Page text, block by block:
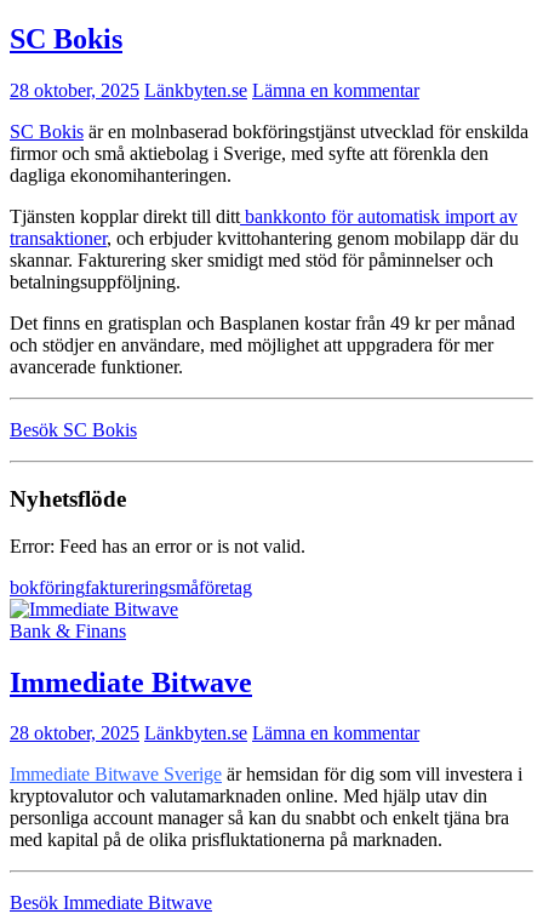
SC Bokis
28 oktober, 2025 Länkbyten.se Lämna en kommentar
SC Bokis är en molnbaserad bokföringstjänst utvecklad för enskilda
firmor och små aktiebolag i Sverige, med syfte att förenkla den
dagliga ekonomihanteringen.
Tjänsten kopplar direkt till ditt bankkonto för automatisk import av
transaktioner, och erbjuder kvittohantering genom mobilapp där du
skannar. Fakturering sker smidigt med stöd för påminnelser och
betalningsuppföljning.
Det finns en gratisplan och Basplanen kostar från 49 kr per månad
och stödjer en användare, med möjlighet att uppgradera för mer
avancerade funktioner.
Besök SC Bokis
Nyhetsflöde
Error: Feed has an error or is not valid.
bokföringfaktureringsmåföretag
Bank & Finans
Immediate Bitwave
28 oktober, 2025 Länkbyten.se Lämna en kommentar
Immediate Bitwave Sverige är hemsidan för dig som vill investera i
kryptovalutor och valutamarknaden online. Med hjälp utav din
personliga account manager så kan du snabbt och enkelt tjäna bra
med kapital på de olika prisfluktationerna på marknaden.
Besök Immediate Bitwave